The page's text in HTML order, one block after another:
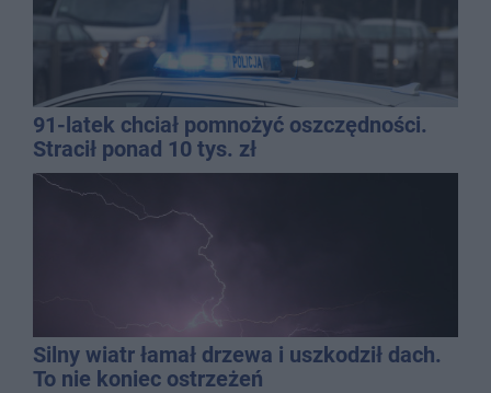
91-latek chciał pomnożyć oszczędności.
Stracił ponad 10 tys. zł
Silny wiatr łamał drzewa i uszkodził dach.
To nie koniec ostrzeżeń